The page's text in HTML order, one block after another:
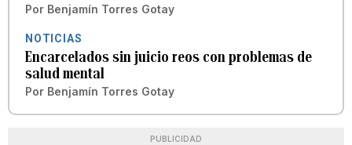
Por Benjamín Torres Gotay
NOTICIAS
Encarcelados sin juicio reos con problemas de
salud mental
Por Benjamín Torres Gotay
PUBLICIDAD